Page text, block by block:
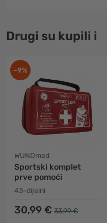
Drugi su kupili i
-9%
WUNDmed
Sportski komplet
prve pomoći
43-dijelni
30,99 € 33,99 €